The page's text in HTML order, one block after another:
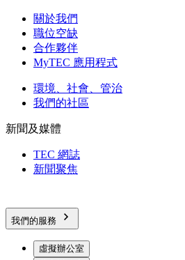
關於我們
職位空缺
合作夥伴
MyTEC 應用程式
環境、社會、管治
我們的社區
新聞及媒體
TEC 網誌
新聞聚焦
我們的服務
虛擬辦公室